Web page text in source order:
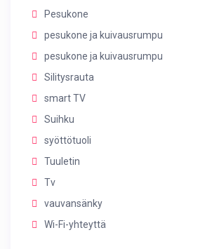
Pesukone
pesukone ja kuivausrumpu
pesukone ja kuivausrumpu
Silitysrauta
smart TV
Suihku
syöttötuoli
Tuuletin
Tv
vauvansänky
Wi-Fi-yhteyttä